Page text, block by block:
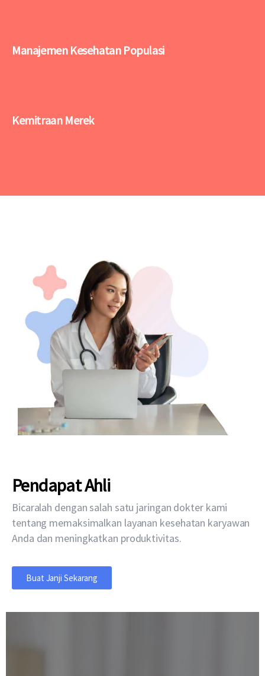
Manajemen Kesehatan Populasi
Kemitraan Merek
Pendapat Ahli
Bicaralah dengan salah satu jaringan dokter kami
tentang memaksimalkan layanan kesehatan karyawan
Anda dan meningkatkan produktivitas.
Buat Janji Sekarang